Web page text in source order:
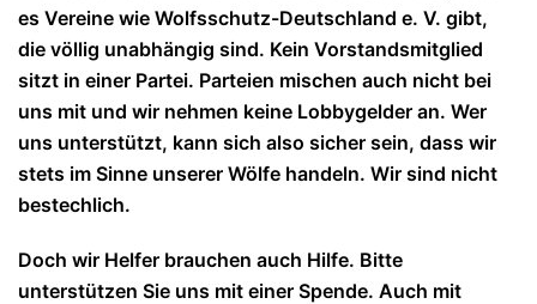
es Vereine wie Wolfsschutz-Deutschland e. V. gibt,
die völlig unabhängig sind. Kein Vorstandsmitglied
sitzt in einer Partei. Parteien mischen auch nicht bei
uns mit und wir nehmen keine Lobbygelder an. Wer
uns unterstützt, kann sich also sicher sein, dass wir
stets im Sinne unserer Wölfe handeln. Wir sind nicht
bestechlich.
Doch wir Helfer brauchen auch Hilfe. Bitte
unterstützen Sie uns mit einer Spende. Auch mit